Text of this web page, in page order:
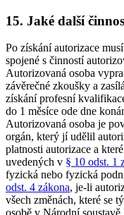
15. Jaké další
Po získání autorizace
spojené s činností
Autorizovaná osoba
závěrečné zkoušky a
získání profesní
do 1 měsíce ode dne
Autorizovaná osoba je
orgán, který jí udělil
platnosti autorizace a
uvedených v § 10 odst. 1
fyzická nebo fyzická
odst. 4 zákona, je-li
všech změnách, které se